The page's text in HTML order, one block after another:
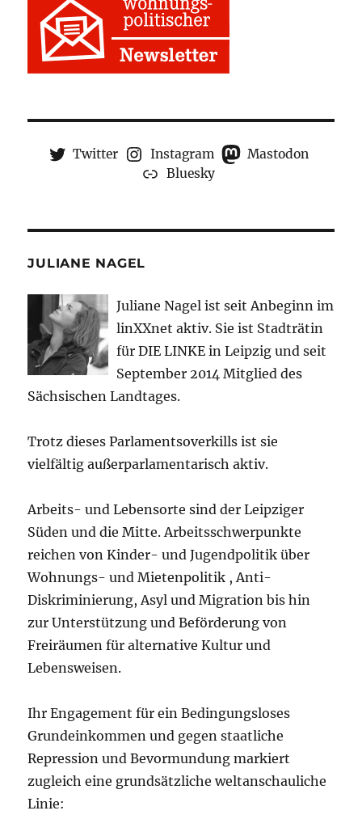
Twitter Instagram
Mastodon
Bluesky
JULIANE NAGEL
Juliane Nagel ist seit Anbeginn im
linXXnet aktiv. Sie ist Stadträtin
für DIE LINKE in Leipzig und seit
September 2014 Mitglied des
Sächsischen Landtages.
Trotz dieses Parlamentsoverkills ist sie
vielfältig außerparlamentarisch aktiv.
Arbeits- und Lebensorte sind der Leipziger
Süden und die Mitte. Arbeitsschwerpunkte
reichen von Kinder- und Jugendpolitik über
Wohnungs- und Mietenpolitik , Anti-
Diskriminierung, Asyl und Migration bis hin
zur Unterstützung und Beförderung von
Freiräumen für alternative Kultur und
Lebensweisen.
Ihr Engagement für ein Bedingungsloses
Grundeinkommen und gegen staatliche
Repression und Bevormundung markiert
zugleich eine grundsätzliche weltanschauliche
Linie: